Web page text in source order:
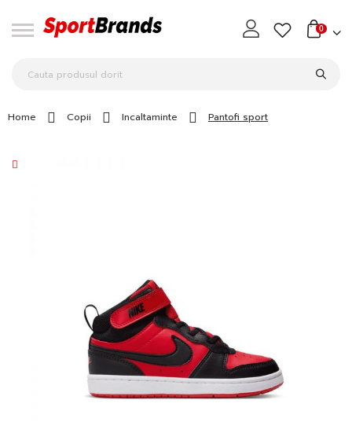
0
Home Copii Incaltaminte Pantofi sport